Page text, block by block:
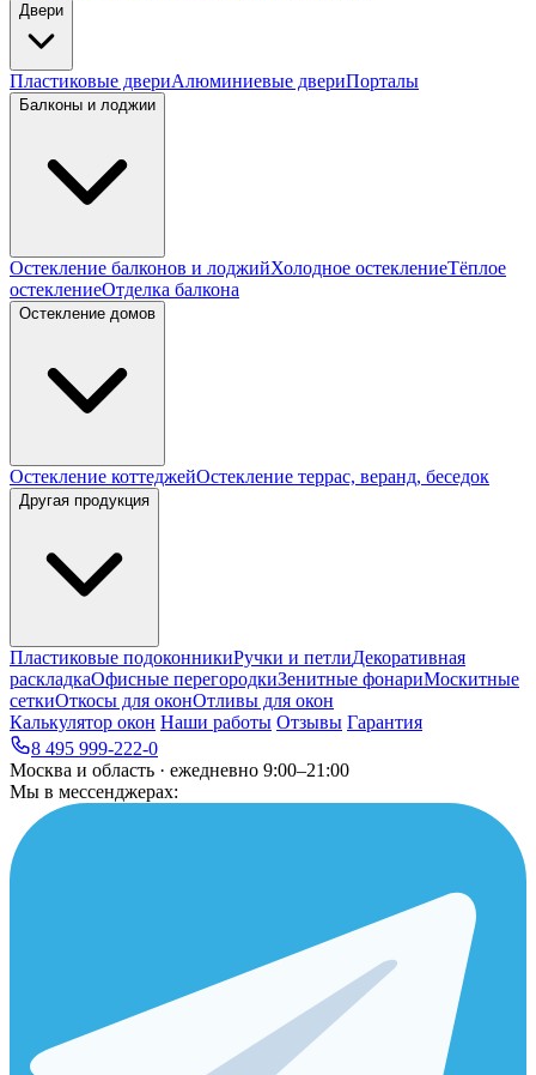
Двери
Пластиковые двериАлюминиевые двериПорталы
Балконы и лоджии
Остекление балконов и лоджийХолодное остеклениеТёплое
остеклениеОтделка балкона
Остекление домов
Остекление коттеджейОстекление террас, веранд, беседок
Другая продукция
Пластиковые подоконникиРучки и петлиДекоративная
раскладкаОфисные перегородкиЗенитные фонариМоскитные
сеткиОткосы для оконОтливы для окон
Калькулятор окон Наши работы Отзывы Гарантия
8 495 999-222-0
Москва и область · ежедневно 9:00–21:00
Мы в мессенджерах: